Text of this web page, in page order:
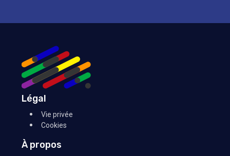
Légal
Vie privée
Cookies
À propos